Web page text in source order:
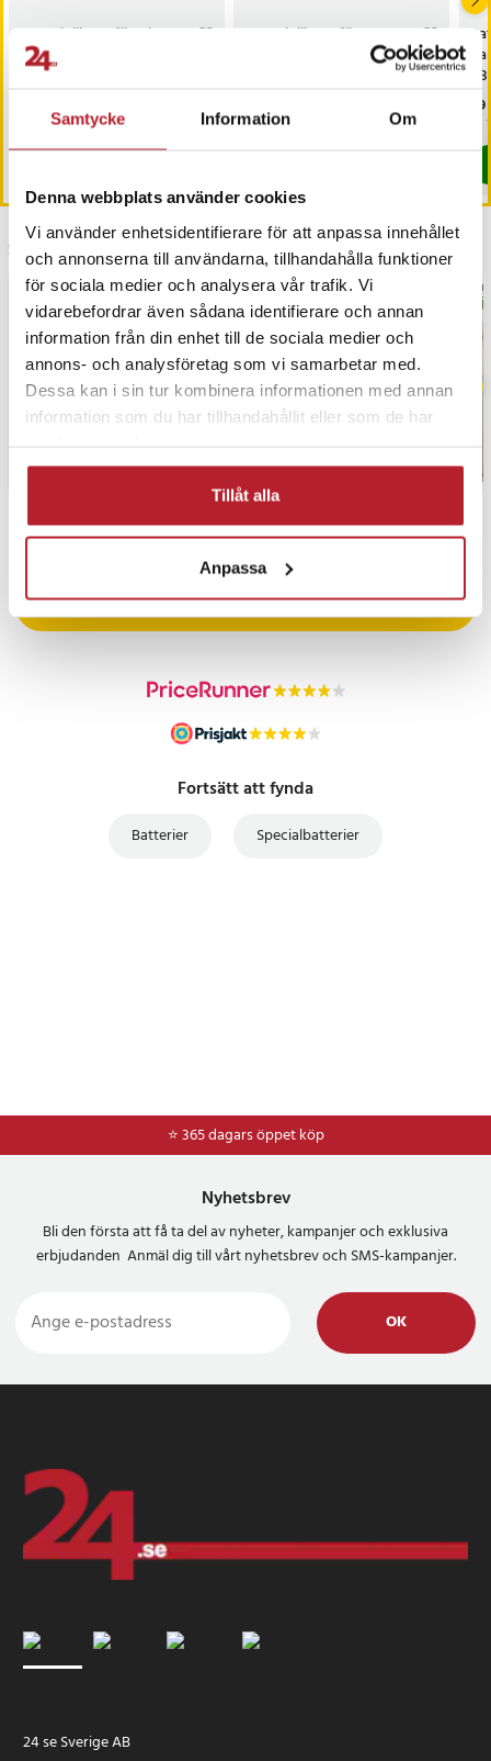
Samtycke Information Om
Denna webbplats använder cookies
Vi använder enhetsidentifierare för att anpassa innehållet
och annonserna till användarna, tillhandahålla funktioner
för sociala medier och analysera vår trafik. Vi
vidarebefordrar även sådana identifierare och annan
information från din enhet till de sociala medier och
annons- och analysföretag som vi samarbetar med.
Dessa kan i sin tur kombinera informationen med annan
information som du har tillhandahållit eller som de har
Tillåt alla
Anpassa
Batteri till PLC för Okuma
OSP-200, OSP-P200M
569 kr
569 kr
Kommer i lager 2026-08-28
Batteri till PLC för Denso
Pris
79 kr
Varan finns i vårt fjärrlager, förväntas
Senast besökta
BÄSTSÄLJARE
PRISGARANTI
UTFÖRSÄLJNING
Fortsätt att fynda
Batterier Specialbatterier
⭐ 365 dagars öppet köp
⭐Frakt 49kr *
Nyhetsbrev
Bli den första att få ta del av nyheter, kampanjer och exklusiva
erbjudanden Anmäl dig till vårt nyhetsbrev och SMS-kampanjer.
OK
24 se Sverige AB